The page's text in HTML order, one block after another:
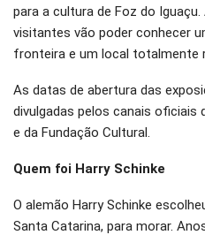
para a cultura de Foz do
visitantes vão poder conhecer
fronteira e um local totalmente
As datas de abertura das
divulgadas pelos canais oficiais
e da Fundação Cultural.
Quem foi Harry Schinke
O alemão Harry Schinke
Santa Catarina, para morar.